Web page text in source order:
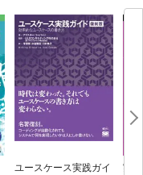
ユースケース実践ガイ
実